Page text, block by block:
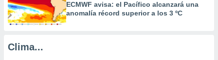
publicidad
ECMWF avisa: el Pacífico alcanzará una
anomalía récord superior a los 3 ºC
Clima...